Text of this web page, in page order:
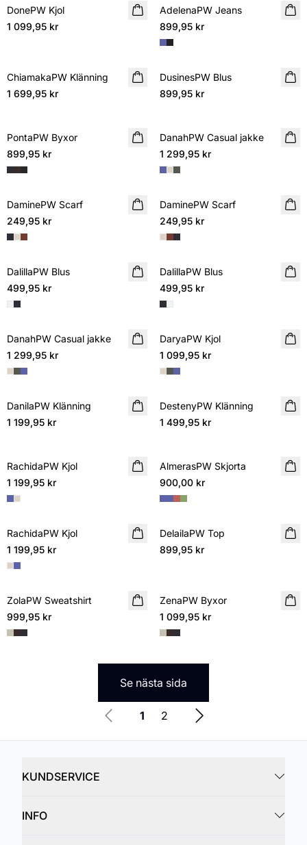
NYHET
DonePW Kjol
1 099,95 kr
NYHET
AdelenaPW Jeans
899,95 kr
NYHET
ChiamakaPW Klänning
1 699,95 kr
NYHET
DusinesPW Blus
899,95 kr
NYHET
PontaPW Byxor
899,95 kr
NYHET
DanahPW Casual jakke
1 299,95 kr
NYHET
DaminePW Scarf
249,95 kr
NYHET
DaminePW Scarf
249,95 kr
NYHET
DalillaPW Blus
499,95 kr
NYHET
DalillaPW Blus
499,95 kr
NYHET
DanahPW Casual jakke
1 299,95 kr
NYHET
DaryaPW Kjol
1 099,95 kr
NYHET
DanilaPW Klänning
1 199,95 kr
NYHET
DestenyPW Klänning
1 499,95 kr
NYHET
RachidaPW Kjol
1 199,95 kr
NYHET
AlmerasPW Skjorta
900,00 kr
NYHET
RachidaPW Kjol
1 199,95 kr
NYHET
DelailaPW Top
899,95 kr
NYHET
ZolaPW Sweatshirt
999,95 kr
NYHET
ZenaPW Byxor
1 099,95 kr
Se nästa sida
1 2
KUNDSERVICE
INFO